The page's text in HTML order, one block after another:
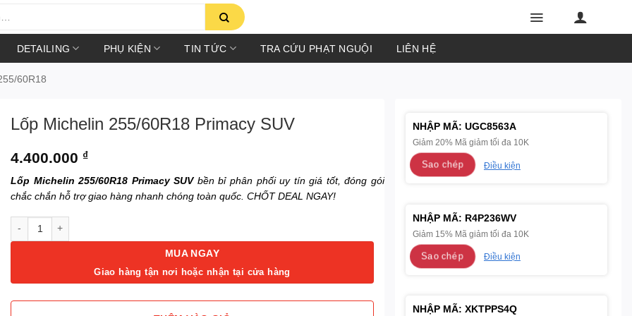
DETAILING PHỤ KIỆN TIN TỨC TRA CỨU PHẠT NGUỘI LIÊN HỆ
60R18
Lốp Michelin 255/60R18 Primacy SUV
4.400.000 ₫
Lốp Michelin 255/60R18 Primacy SUVbền bỉ phân phối uy tín giá tốt, đóng gói
chắc chắn hỗ trợ giao hàng nhanh chóng toàn quốc. CHỐT DEAL NGAY!
MUA NGAY
Giao hàng tận nơi hoặc nhận tại cửa hàng
NHẬP MÃ: UGC8563A
Giảm 20% Mã giảm tối đa 10K
Sao chép Điều kiện
NHẬP MÃ: R4P236WV
Giảm 15% Mã giảm tối đa 10K
Sao chép Điều kiện
NHẬP MÃ: XKTPPS4Q